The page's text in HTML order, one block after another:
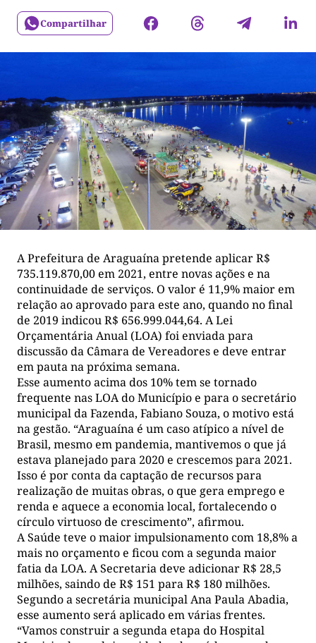
Compartilhar
A Prefeitura de Araguaína pretende aplicar R$
735.119.870,00 em 2021, entre novas ações e na
continuidade de serviços. O valor é 11,9% maior em
relação ao aprovado para este ano, quando no final
de 2019 indicou R$ 656.999.044,64. A Lei
Orçamentária Anual (LOA) foi enviada para
discussão da Câmara de Vereadores e deve entrar
em pauta na próxima semana.
Esse aumento acima dos 10% tem se tornado
frequente nas LOA do Município e para o secretário
municipal da Fazenda, Fabiano Souza, o motivo está
na gestão. “Araguaína é um caso atípico a nível de
Brasil, mesmo em pandemia, mantivemos o que já
estava planejado para 2020 e crescemos para 2021.
Isso é por conta da captação de recursos para
realização de muitas obras, o que gera emprego e
renda e aquece a economia local, fortalecendo o
círculo virtuoso de crescimento”, afirmou.
A Saúde teve o maior impulsionamento com 18,8% a
mais no orçamento e ficou com a segunda maior
fatia da LOA. A Secretaria deve adicionar R$ 28,5
milhões, saindo de R$ 151 para R$ 180 milhões.
Segundo a secretária municipal Ana Paula Abadia,
esse aumento será aplicado em várias frentes.
“Vamos construir a segunda etapa do Hospital